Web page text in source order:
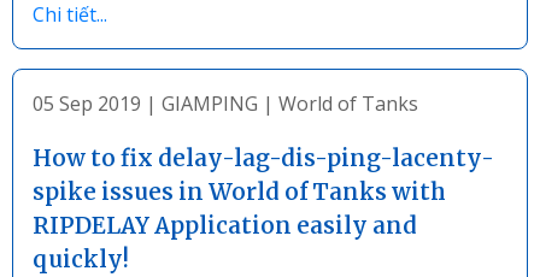
Chi tiết...
05 Sep 2019 | GIAMPING | World of Tanks
How to fix delay-lag-dis-ping-lacenty-
spike issues in World of Tanks with
RIPDELAY Application easily and
quickly!